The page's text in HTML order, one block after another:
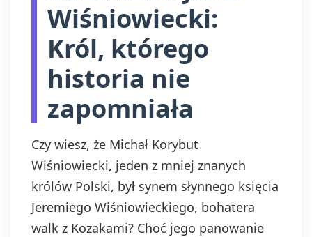
Wiśniowiecki:
Król, którego
historia nie
zapomniała
Czy wiesz, że Michał Korybut
Wiśniowiecki, jeden z mniej znanych
królów Polski, był synem słynnego księcia
Jeremiego Wiśniowieckiego, bohatera
walk z Kozakami? Choć jego panowanie